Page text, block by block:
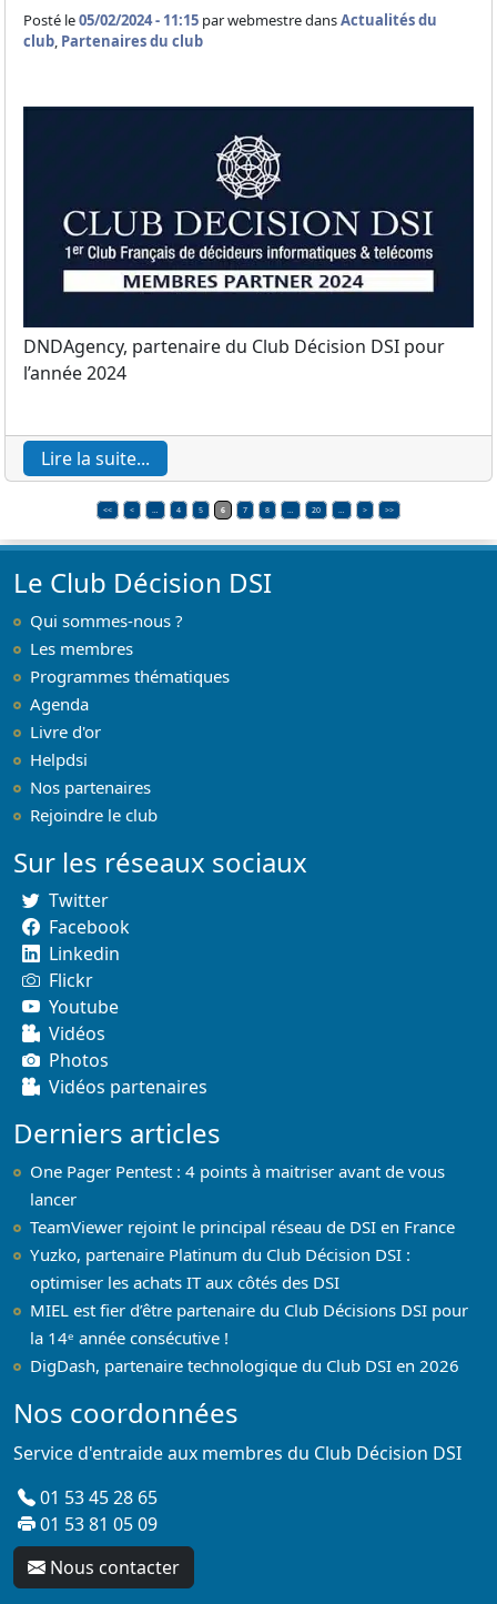
Posté le05/02/2024 - 11:15 parwebmestre dansActualités du
club, Partenaires du club
DNDAgency, partenaire du Club Décision DSI pour
l’année 2024
Lire la suite...
<< < 4 5 6 7 8 20 > >>
Le Club Décision DSI
Qui sommes-nous ?
Les membres
Programmes thématiques
Agenda
Livre d'or
Helpdsi
Nos partenaires
Rejoindre le club
Sur les réseaux sociaux
Twitter
Facebook
Linkedin
Flickr
Youtube
Vidéos
Photos
Vidéos partenaires
Derniers articles
One Pager Pentest : 4 points à maitriser avant de vous
lancer
TeamViewer rejoint le principal réseau de DSI en France
Yuzko, partenaire Platinum du Club Décision DSI :
optimiser les achats IT aux côtés des DSI
MIEL est fier d’être partenaire du Club Décisions DSI pour
la 14ᵉ année consécutive !
DigDash, partenaire technologique du Club DSI en 2026
Nos coordonnées
Service d'entraide aux membres du Club Décision DSI
01 53 45 28 65
01 53 81 05 09
Nous contacter